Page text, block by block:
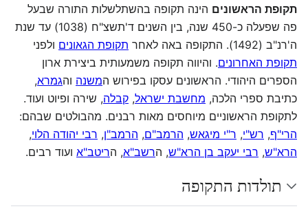
תקופת הראשונים הינה תקופה בהשתלשלות התורה שבעל
פה שפעלה כ-450 שנה, בין השנים ד'תשצ"ח (1038) עד שנת
ה'רנ"ב (1492). התקופה באה לאחר
תקופת הגאונים ולפני
תקופת האחרונים. והיווה תקופה משמעותית ביצירת ארון
הספרים היהודי. הראשונים עסקו בפירוש המשנה והגמרא,
כתיבת ספרי הלכה, מחשבת ישראל, קבלה, שירה ופיוט ועוד.
לתקופת הראשוניים מיוחסים מאות רבנים. מהבולטים שבהם:
הרי"ף, רש"י, ר"י מיגאש, הרמב"ם, הרמב"ן, רבי יהודה הלוי,
הרא"ש, רבי יעקב בן הרא"ש, הרשב"א, הריטב"א ועוד רבים.
תולדות התקופה